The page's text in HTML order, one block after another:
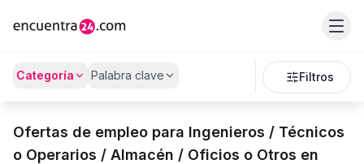
Categoría Palabra clave Filtros
Ofertas de empleo para Ingenieros / Técnicos
o Operarios / Almacén / Oficios o Otros en